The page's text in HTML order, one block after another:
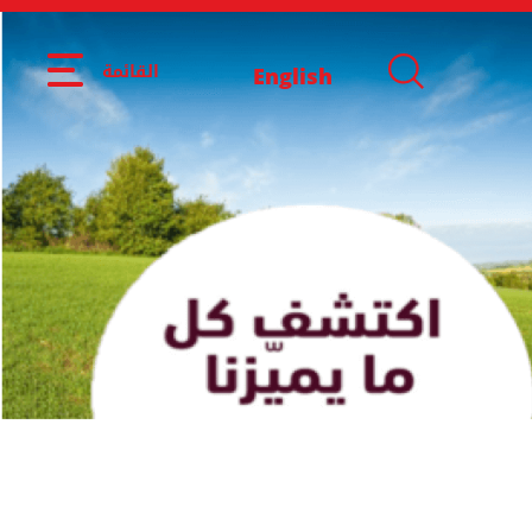
القائمة English